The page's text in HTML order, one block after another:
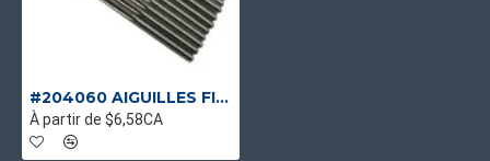
#204060 AIGUILLES FISCHBEIN D-5 (FC05RP)
À partir de $6,58CA